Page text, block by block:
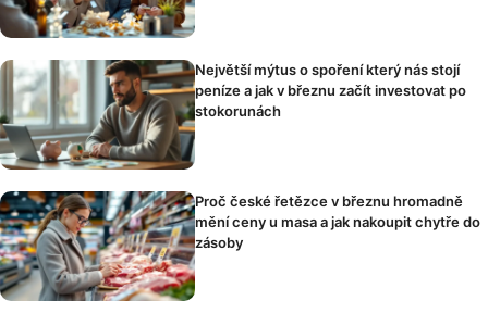
Největší mýtus o spoření který nás stojí
peníze a jak v březnu začít investovat po
stokorunách
Proč české řetězce v březnu hromadně
mění ceny u masa a jak nakoupit chytře do
zásoby